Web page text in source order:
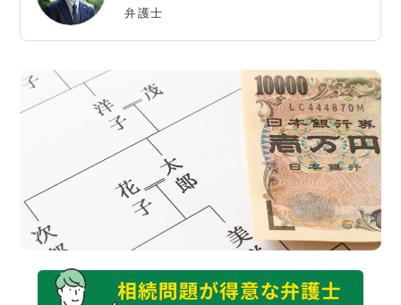
債務整理
離婚問題
遺産相続
労働問題
債権回収
AI Search Premium
掲載をご検討の弁護士の方へ
弁護士